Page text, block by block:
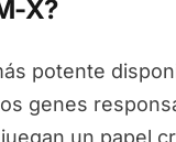
X?
potente
genes
un papel